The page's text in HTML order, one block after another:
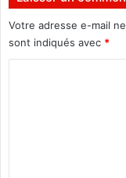
1
9
Votre adresse e-mail
sont indiqués avec *